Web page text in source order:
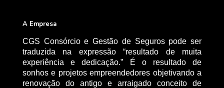
A Empresa
CGS Consórcio e Gestão de Seguros pode ser
traduzida na expressão “resultado de muita
experiência e dedicação.” É o resultado de
sonhos e projetos empreendedores objetivando a
renovação do antigo e arraigado conceito de